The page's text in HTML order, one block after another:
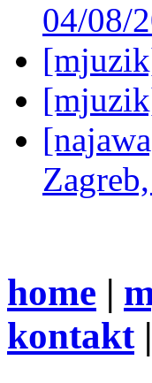
04/08/
home |
kontakt|